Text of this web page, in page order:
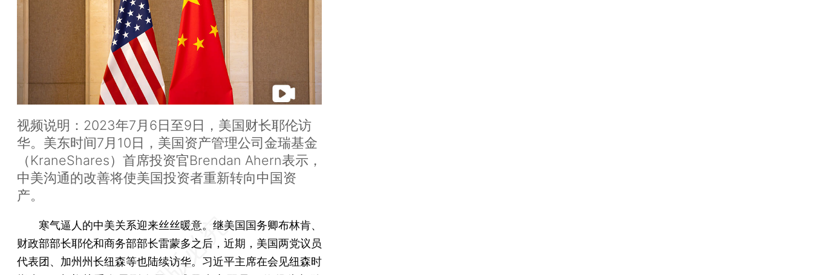
视频说明：2023年7月6日至9日，美国财长耶伦访
华。美东时间7月10日，美国资产管理公司金瑞基金
（KraneShares）首席投资官Brendan Ahern表示，
中美沟通的改善将使美国投资者重新转向中国资
产。
寒气逼人的中美关系迎来丝丝暖意。继美国国务卿布林肯、
财政部部长耶伦和商务部部长雷蒙多之后，近期，美国两党议员
代表团、加州州长纽森等也陆续访华。习近平主席在会见纽森时